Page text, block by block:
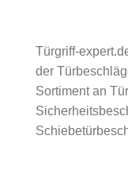
Türgriff-
der
Sortiment an